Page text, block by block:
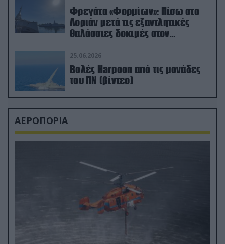
Φρεγάτα «Φορμίων»: Πίσω στο
Λοριάν μετά τις εξαντλητικές
θαλάσσιες δοκιμές στον
απαιτητικό Βισκαϊκό
25.06.2026
Βολές Harpoon από τις μονάδες
του ΠΝ (βίντεο)
ΑΕΡΟΠΟΡΙΑ